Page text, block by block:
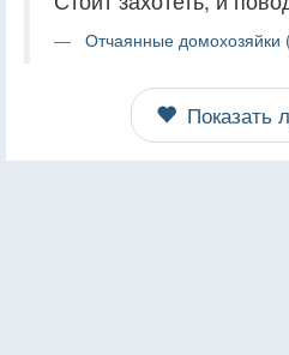
Отчаянные домохозяйки
Показать